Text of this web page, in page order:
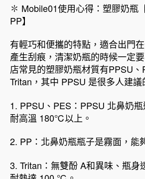
✽ Mobile01使用心得：塑膠奶瓶
PP】
有輕巧和便攜的特點，適合出門
產生刮痕，清潔奶瓶的時候一定
店常見的塑膠奶瓶材質有PPSU、
Tritan，其中 PPSU 是很多人建議
1. PPSU、PES：PPSU 北鼻奶
耐高溫 180℃以上。
2. PP：北鼻奶瓶瓶子是霧面，能
3. Tritan：無雙酚 A和異味、瓶